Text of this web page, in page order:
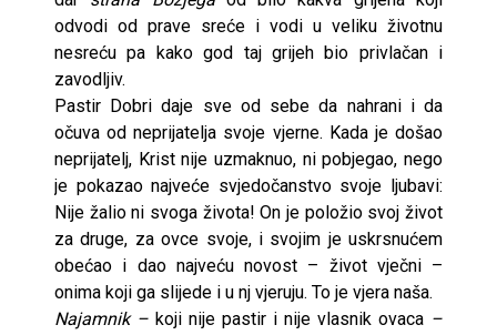
odvodi od prave sreće i vodi u veliku životnu
nesreću pa kako god taj grijeh bio privlačan i
zavodljiv.
Pastir Dobri daje sve od sebe da nahrani i da
očuva od neprijatelja svoje vjerne. Kada je došao
neprijatelj, Krist nije uzmaknuo, ni pobjegao, nego
je pokazao najveće svjedočanstvo svoje ljubavi:
Nije žalio ni svoga života! On je položio svoj život
za druge, za ovce svoje, i svojim je uskrsnućem
obećao i dao najveću novost – život vječni –
onima koji ga slijede i u nj vjeruju. To je vjera naša.
Najamnik – koji nije pastir i nije vlasnik ovaca –